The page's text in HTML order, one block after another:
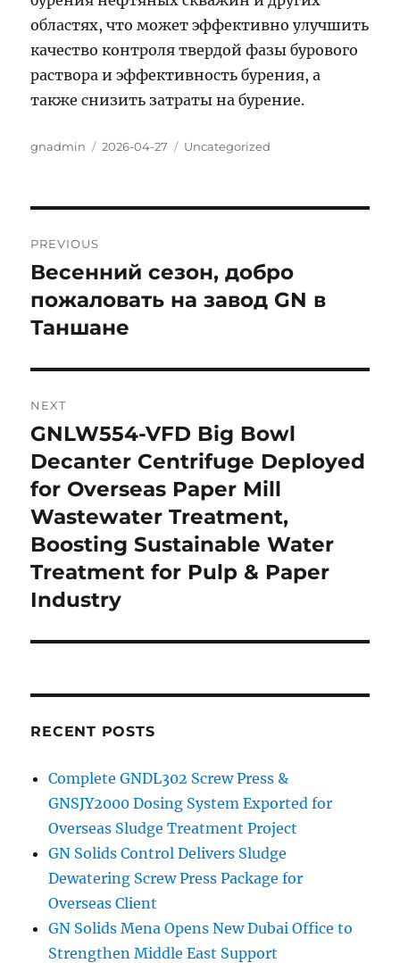
областях, что может эффективно улучшить
качество контроля твердой фазы бурового
раствора и эффективность бурения, а
также снизить затраты на бурение.
Author
gnadmin
Posted
2026-04-27 Categories
Uncategorized
navigation
PREVIOUS
Previous
post:
Весенний сезон, добро
пожаловать на завод GN в
Таншане
NEXT
Next
post:
GNLW554-VFD Big Bowl
Decanter Centrifuge Deployed
for Overseas Paper Mill
Wastewater Treatment,
Boosting Sustainable Water
Treatment for Pulp & Paper
Industry
RECENT POSTS
Complete GNDL302 Screw Press &
GNSJY2000 Dosing System Exported for
Overseas Sludge Treatment Project
GN Solids Control Delivers Sludge
Dewatering Screw Press Package for
Overseas Client
GN Solids Mena Opens New Dubai Office to
Strengthen Middle East Support